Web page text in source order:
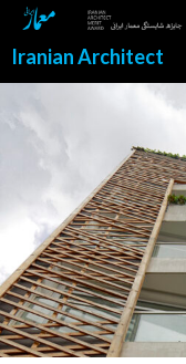
Iranian Architect
CONTENT